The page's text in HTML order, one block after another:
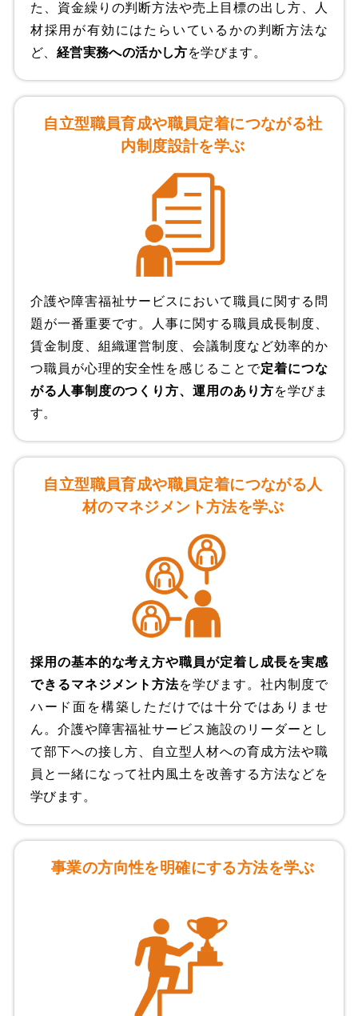
た、資金繰りの判断方法や売上目標の出し方、人
材採用が有効にはたらいているかの判断方法な
ど、 経営実務への活かし方を学びます。
自立型職員育成や職員定着につながる社
内制度設計を学ぶ
介護や障害福祉サービスにおいて職員に関する問
題が一番重要です。人事に関する職員成長制度、
賃金制度、組織運営制度、会議制度など効率的か
つ職員が心理的安全性を感じることで定着につな
がる人事制度のつくり方、運用のあり方を学びま
す。
自立型職員育成や職員定着につながる⼈
材のマネジメント方法を学ぶ
採用の基本的な考え方や職員が定着し成長を実感
できるマネジメント方法を学びます。社内制度で
ハード面を構築しただけでは十分ではありませ
ん。介護や障害福祉サービス施設のリーダーとし
て部下への接し方、自立型人材への育成方法や職
員と一緒になって社内風土を改善する方法などを
学びます。
事業の方向性を明確にする方法を学ぶ